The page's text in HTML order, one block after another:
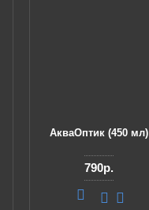
АкваОптик (450 мл)
790р.